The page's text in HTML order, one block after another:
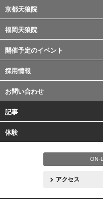
京都天狼院
福岡天狼院
開催予定のイベント
採用情報
お問い合わせ
記事
体験
ON-
アクセス